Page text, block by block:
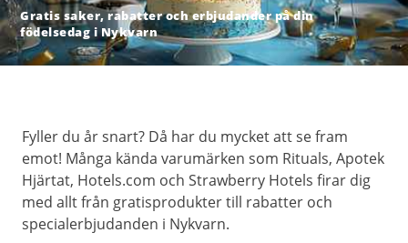
Gratis saker, rabatter och erbjudander på din
födelsedag i Nykvarn
Fyller du år snart? Då har du mycket att se fram
emot! Många kända varumärken som Rituals, Apotek
Hjärtat, Hotels.com och Strawberry Hotels firar dig
med allt från gratisprodukter till rabatter och
specialerbjudanden i Nykvarn.